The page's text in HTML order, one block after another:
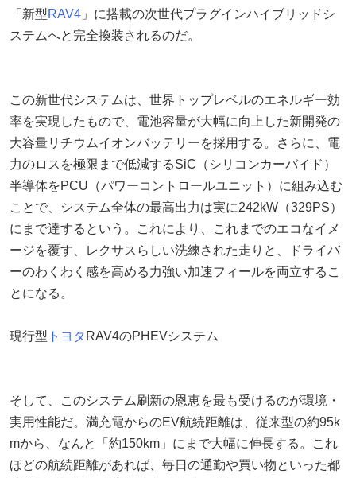
「新型RAV4 」に搭載の次世代プラグインハイブリッドシ
ステムへと完全換装されるのだ。
この新世代システムは、世界トップレベルのエネルギー効
率を実現したもので、電池容量が大幅に向上した新開発の
大容量リチウムイオンバッテリーを採用する。さらに、電
力のロスを極限まで低減するSiC（シリコンカーバイド）
半導体をPCU（パワーコントロールユニット）に組み込む
ことで、システム全体の最高出力は実に242kW（329PS）
にまで達するという。これにより、これまでのエコなイメ
ージを覆す、レクサスらしい洗練された走りと、ドライバ
ーのわくわく感を高める力強い加速フィールを両立するこ
とになる。
現行型 トヨタ RAV4のPHEVシステム
そして、このシステム刷新の恩恵を最も受けるのが環境・
実用性能だ。満充電からのEV航続距離は、従来型の約95k
mから、なんと「約150km」にまで大幅に伸長する。これ
ほどの航続距離があれば、毎日の通勤や買い物といった都